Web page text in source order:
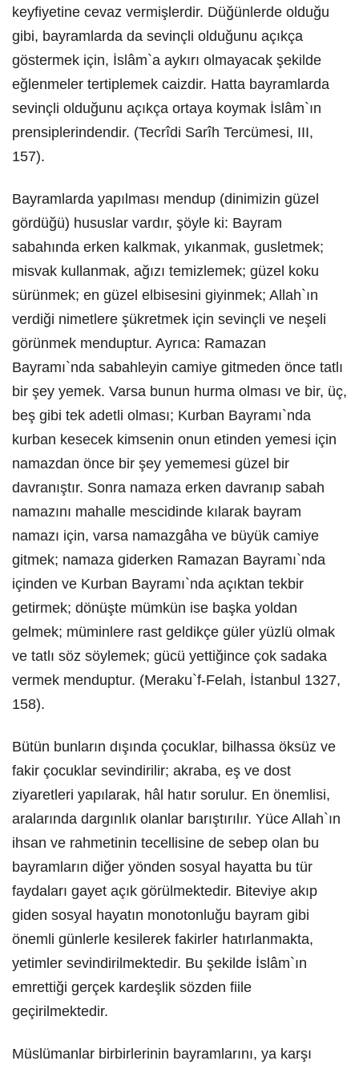
keyfiyetine cevaz vermişlerdir. Düğünlerde olduğu
gibi, bayramlarda da sevinçli olduğunu açıkça
göstermek için, İslâm`a aykırı olmayacak şekilde
eğlenmeler tertiplemek caizdir. Hatta bayramlarda
sevinçli olduğunu açıkça ortaya koymak İslâm`ın
prensiplerindendir. (Tecrîdi Sarîh Tercümesi, III,
157).
Bayramlarda yapılması mendup (dinimizin güzel
gördüğü) hususlar vardır, şöyle ki: Bayram
sabahında erken kalkmak, yıkanmak, gusletmek;
misvak kullanmak, ağızı temizlemek; güzel koku
sürünmek; en güzel elbisesini giyinmek; Allah`ın
verdiği nimetlere şükretmek için sevinçli ve neşeli
görünmek menduptur. Ayrıca: Ramazan
Bayramı`nda sabahleyin camiye gitmeden önce tatlı
bir şey yemek. Varsa bunun hurma olması ve bir, üç,
beş gibi tek adetli olması; Kurban Bayramı`nda
kurban kesecek kimsenin onun etinden yemesi için
namazdan önce bir şey yememesi güzel bir
davranıştır. Sonra namaza erken davranıp sabah
namazını mahalle mescidinde kılarak bayram
namazı için, varsa namazgâha ve büyük camiye
gitmek; namaza giderken Ramazan Bayramı`nda
içinden ve Kurban Bayramı`nda açıktan tekbir
getirmek; dönüşte mümkün ise başka yoldan
gelmek; müminlere rast geldikçe güler yüzlü olmak
ve tatlı söz söylemek; gücü yettiğince çok sadaka
vermek menduptur. (Meraku`f-Felah, İstanbul 1327,
158).
Bütün bunların dışında çocuklar, bilhassa öksüz ve
fakir çocuklar sevindirilir; akraba, eş ve dost
ziyaretleri yapılarak, hâl hatır sorulur. En önemlisi,
aralarında dargınlık olanlar barıştırılır. Yüce Allah`ın
ihsan ve rahmetinin tecellisine de sebep olan bu
bayramların diğer yönden sosyal hayatta bu tür
faydaları gayet açık görülmektedir. Biteviye akıp
giden sosyal hayatın monotonluğu bayram gibi
önemli günlerle kesilerek fakirler hatırlanmakta,
yetimler sevindirilmektedir. Bu şekilde İslâm`ın
emrettiği gerçek kardeşlik sözden fiile
geçirilmektedir.
Müslümanlar birbirlerinin bayramlarını, ya karşı